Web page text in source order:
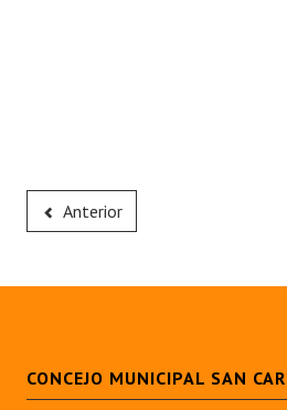
Anterior
CONCEJO MUNICIPAL SAN